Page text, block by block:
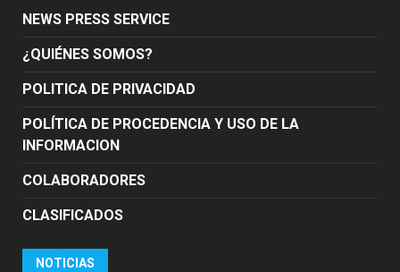
NEWS PRESS SERVICE
¿QUIÉNES SOMOS?
POLITICA DE PRIVACIDAD
POLÍTICA DE PROCEDENCIA Y USO DE LA
INFORMACION
COLABORADORES
CLASIFICADOS
NOTICIAS